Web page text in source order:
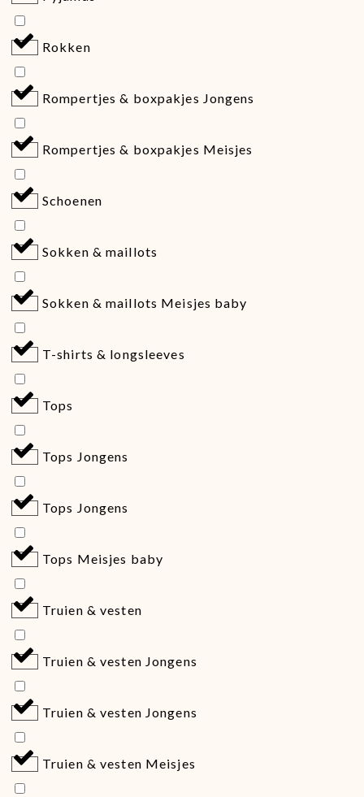
Rokken
Rompertjes & boxpakjes Jongens
Rompertjes & boxpakjes Meisjes
Schoenen
Sokken & maillots
Sokken & maillots Meisjes baby
T-shirts & longsleeves
Tops
Tops Jongens
Tops Jongens
Tops Meisjes baby
Truien & vesten
Truien & vesten Jongens
Truien & vesten Jongens
Truien & vesten Meisjes